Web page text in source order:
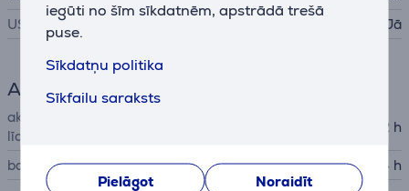
iegūti no šīm sīkdatnēm, apstrādā trešā
puse.
Sīkdatņu politika
Sīkfailu saraksts
Pielāgot
Noraidīt
USB-C
Jā
Akumulators
akumulatora darbības ilgums
līdz
12 h
baterijas lādēšanas laiks 4 h